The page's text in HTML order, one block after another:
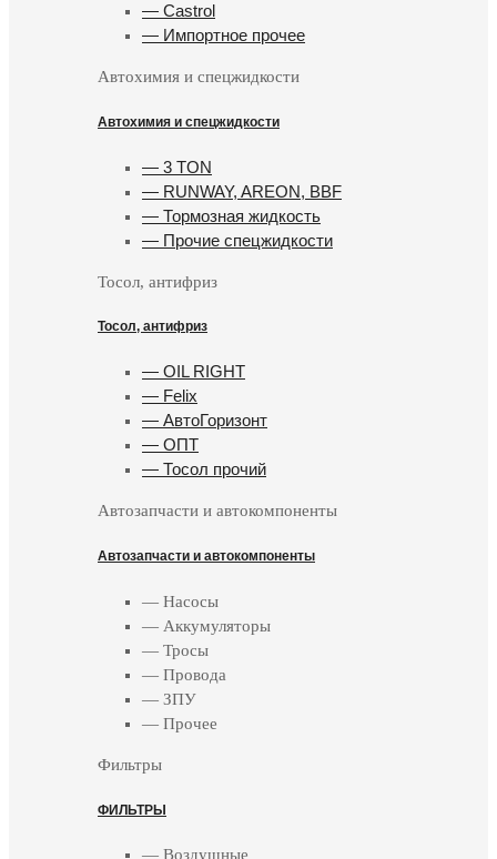
— Castrol
— Импортное прочее
Автохимия и спецжидкости
Автохимия и спецжидкости
— 3 TON
— RUNWAY, AREON, BBF
— Тормозная жидкость
— Прочие спецжидкости
Тосол, антифриз
Тосол, антифриз
— OIL RIGHT
— Felix
— АвтоГоризонт
— ОПТ
— Тосол прочий
Автозапчасти и автокомпоненты
Автозапчасти и автокомпоненты
— Насосы
— Аккумуляторы
— Тросы
— Провода
— ЗПУ
— Прочее
Фильтры
ФИЛЬТРЫ
— Воздушные